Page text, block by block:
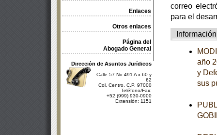
Enlaces
Otros enlaces
Página del
Abogado General
Dirección de Asuntos Jurídicos
Calle 57 No 491 A x 60 y
62
Col. Centro, C.P. 97000
Teléfono/Fax:
+52 (999) 930-0900
Extensión: 1151
correo
para el
Información
año
y
sus